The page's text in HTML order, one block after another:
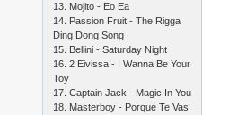
13. Mojito - Eo Ea
14. Passion Fruit - The Rigga
Ding Dong Song
15. Bellini - Saturday Night
16. 2 Eivissa - I Wanna Be Your
Toy
17. Captain Jack - Magic In You
18. Masterboy - Porque Te Vas